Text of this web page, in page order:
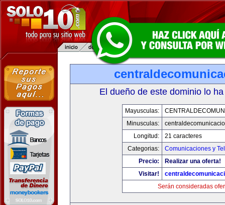
El dueño de este dominio lo
Mayusculas:
Minusculas:
Longitud:
21 caracteres
Categorias:
Comunicaciones y
Precio:
Realizar una oferta!
Visitar!
Serán consideradas